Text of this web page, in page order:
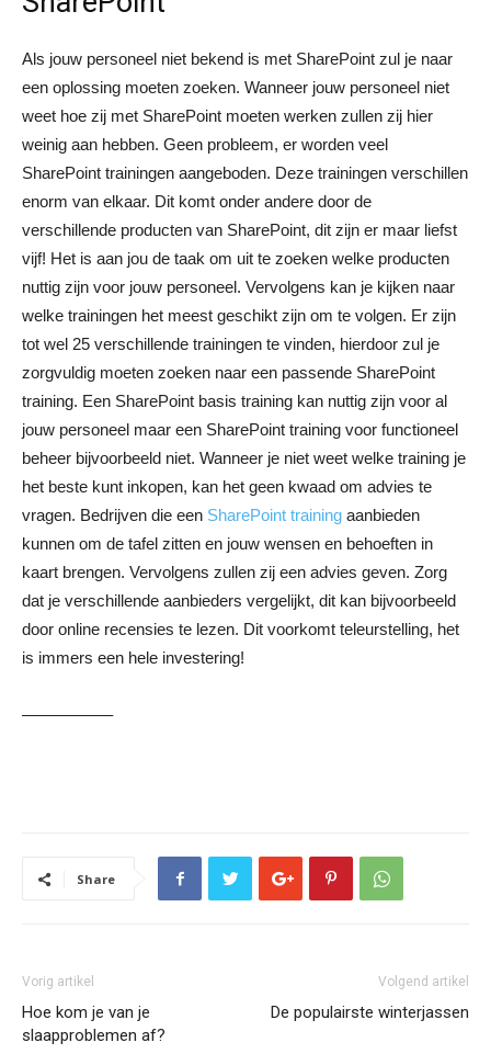
Als jouw personeel niet bekend is met SharePoint zul je naar
een oplossing moeten zoeken. Wanneer jouw personeel niet
weet hoe zij met SharePoint moeten werken zullen zij hier
weinig aan hebben. Geen probleem, er worden veel
SharePoint trainingen aangeboden. Deze trainingen verschillen
enorm van elkaar. Dit komt onder andere door de
verschillende producten van SharePoint, dit zijn er maar liefst
vijf! Het is aan jou de taak om uit te zoeken welke producten
nuttig zijn voor jouw personeel. Vervolgens kan je kijken naar
welke trainingen het meest geschikt zijn om te volgen. Er zijn
tot wel 25 verschillende trainingen te vinden, hierdoor zul je
zorgvuldig moeten zoeken naar een passende SharePoint
training. Een SharePoint basis training kan nuttig zijn voor al
jouw personeel maar een SharePoint training voor functioneel
beheer bijvoorbeeld niet. Wanneer je niet weet welke training je
het beste kunt inkopen, kan het geen kwaad om advies te
vragen. Bedrijven die een SharePoint training aanbieden
kunnen om de tafel zitten en jouw wensen en behoeften in
kaart brengen. Vervolgens zullen zij een advies geven. Zorg
dat je verschillende aanbieders vergelijkt, dit kan bijvoorbeeld
door online recensies te lezen. Dit voorkomt teleurstelling, het
is immers een hele investering!
—————–
Share
Vorig artikel
Hoe kom je van je
slaapproblemen af?
Volgend artikel
De populairste winterjassen